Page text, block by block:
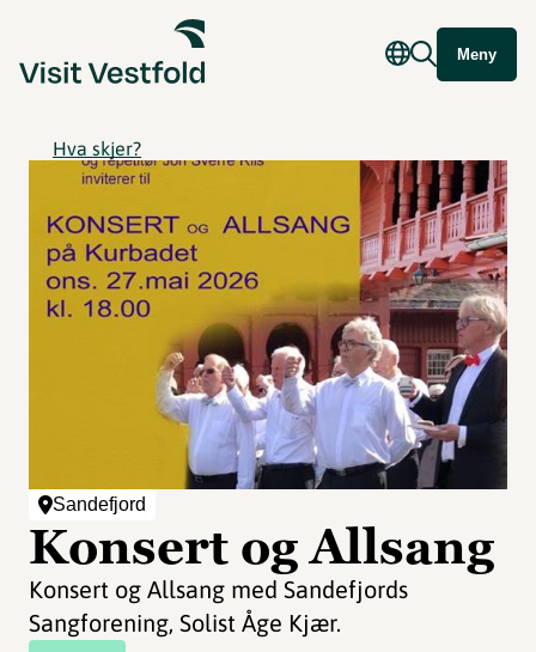
Meny
Hva skjer?
Sandefjord
Konsert og Allsang
Konsert og Allsang med Sandefjords
Sangforening, Solist Åge Kjær.